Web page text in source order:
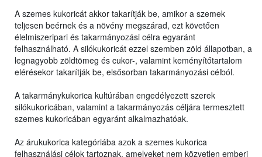
A szemes kukoricát akkor takarítják be, amikor a szemek
teljesen beérnek és a növény megszárad, ezt követően
élelmiszeripari és takarmányozási célra egyaránt
felhasználható. A silókukoricát ezzel szemben zöld állapotban, a
legnagyobb zöldtömeg és cukor-, valamint keményítőtartalom
elérésekor takarítják be, elsősorban takarmányozási célból.
A takarmánykukorica kultúrában engedélyezett szerek
silókukoricában, valamint a takarmányozás céljára termesztett
szemes kukoricában egyaránt alkalmazhatóak.
Az árukukorica kategóriába azok a szemes kukorica
felhasználási célok tartoznak, amelyeket nem közvetlen emberi